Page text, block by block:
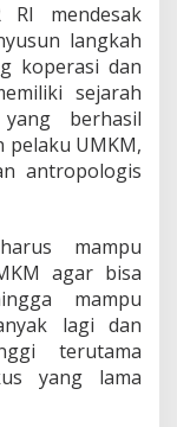
RI mendesak
langkah
koperasi dan
sejarah
berhasil
pelaku UMKM,
antropologis
mampu
agar bisa
mampu
lagi dan
terutama
yang lama